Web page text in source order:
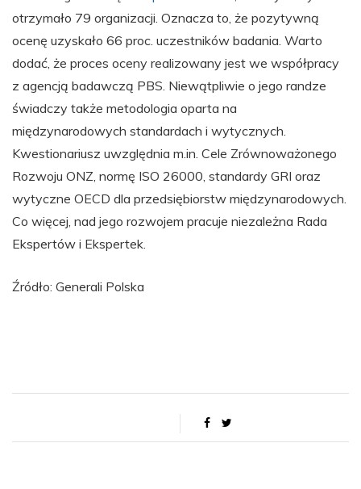
otrzymało 79 organizacji. Oznacza to, że pozytywną
ocenę uzyskało 66 proc. uczestników badania. Warto
dodać, że proces oceny realizowany jest we współpracy
z agencją badawczą PBS. Niewątpliwie o jego randze
świadczy także metodologia oparta na
międzynarodowych standardach i wytycznych.
Kwestionariusz uwzględnia m.in. Cele Zrównoważonego
Rozwoju ONZ, normę ISO 26000, standardy GRI oraz
wytyczne OECD dla przedsiębiorstw międzynarodowych.
Co więcej, nad jego rozwojem pracuje niezależna Rada
Ekspertów i Ekspertek.
Źródło: Generali Polska